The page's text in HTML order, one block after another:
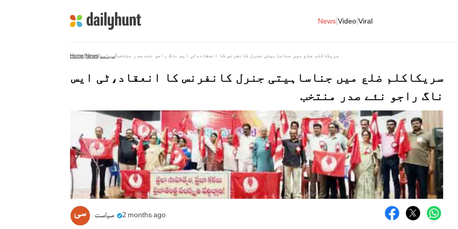
News Video Viral
Home/News/سیاست/سریکاکلم ضلع میں جناساہیتی جنرل کانفرنس کا انعقاد،ٹی ایس ناگ راجو نئے صدر منتخب
سریکاکلم ضلع میں جناساہیتی جنرل کانفرنس کا انعقاد،ٹی ایس
ناگ راجو نئے صدر منتخب
سیاست 2 months ago